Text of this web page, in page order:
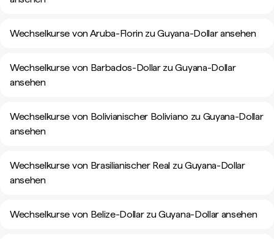
Wechselkurse von Aruba-Florin zu Guyana-Dollar ansehen
Wechselkurse von Barbados-Dollar zu Guyana-Dollar
ansehen
Wechselkurse von Bolivianischer Boliviano zu Guyana-Dollar
ansehen
Wechselkurse von Brasilianischer Real zu Guyana-Dollar
ansehen
Wechselkurse von Belize-Dollar zu Guyana-Dollar ansehen